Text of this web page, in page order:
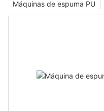
Máquinas de espuma PU